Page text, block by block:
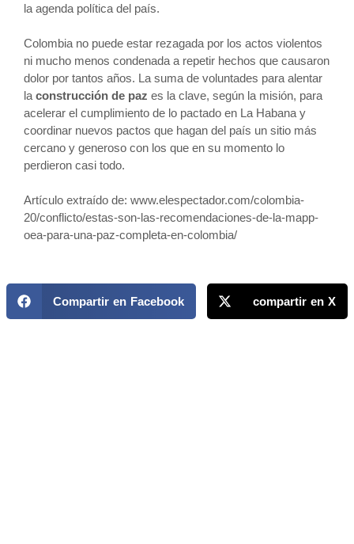
la agenda política del país.
Colombia no puede estar rezagada por los actos violentos
ni mucho menos condenada a repetir hechos que causaron
dolor por tantos años. La suma de voluntades para alentar
la construcción de paz es la clave, según la misión, para
acelerar el cumplimiento de lo pactado en La Habana y
coordinar nuevos pactos que hagan del país un sitio más
cercano y generoso con los que en su momento lo
perdieron casi todo.
Artículo extraído de: www.elespectador.com/colombia-
20/conflicto/estas-son-las-recomendaciones-de-la-mapp-
oea-para-una-paz-completa-en-colombia/
Compartir en Facebook compartir en X